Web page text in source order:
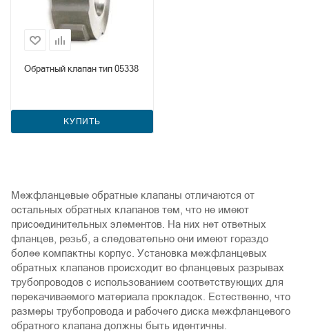
Обратный клапан тип 05338
КУПИТЬ
Межфланцевые обратные клапаны отличаются от
остальных обратных клапанов тем, что не имеют
присоединительных элементов. На них нет ответных
фланцев, резьб, а следовательно они имеют гораздо
более компактны корпус. Установка межфланцевых
обратных клапанов происходит во фланцевых разрывах
трубопроводов с использованием соответствующих для
перекачиваемого материала прокладок. Естественно, что
размеры трубопровода и рабочего диска межфланцевого
обратного клапана должны быть идентичны.